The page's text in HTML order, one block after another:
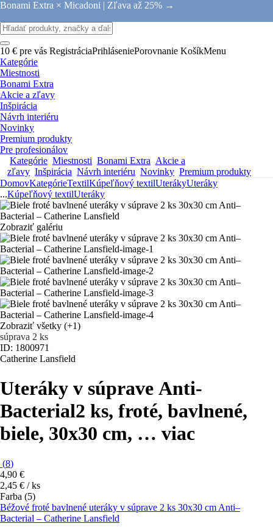
Bonami Extra × Micadoni | Zľava až 25% →
10 € pre vás RegistráciaPrihláseniePorovnanie KošíkMenu
Kategórie
Miestnosti
Bonami Extra
Akcie a zľavy
Inšpirácia
Návrh interiéru
Novinky
Premium produkty
Pre profesionálov
Kategórie Miestnosti Bonami Extra Akcie a
zľavy Inšpirácia Návrh interiéru Novinky Premium produkty
DomovKategórieTextilKúpeľňový textilUterákyUteráky
...Kúpeľňový textilUteráky
Zobraziť galériu
Zobraziť všetky (+1)
súprava 2 ks
ID: 1800971
Catherine Lansfield
Uteráky v súprave Anti-
Bacterial2 ks, froté, bavlnené,
biele, 30x30 cm, … viac
(8)
4,90 €
2,45 € / ks
Farba (5)
Béžové froté bavlnené uteráky v súprave 2 ks 30x30 cm Anti–
Bacterial – Catherine Lansfield